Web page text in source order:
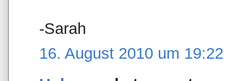
-Sarah
16. August 2010 um 19:22